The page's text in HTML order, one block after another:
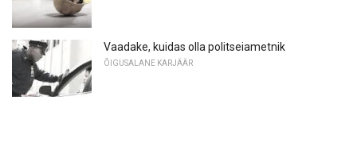
Vaadake, kuidas olla politseiametnik
ÕIGUSALANE KARJÄÄR